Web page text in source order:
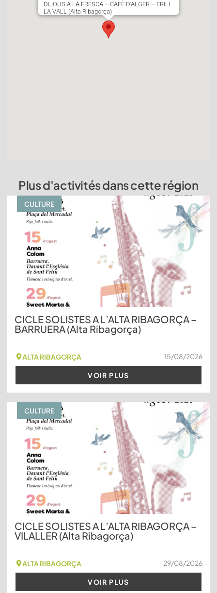
DIJOUS A LA FRESCA – CAFÈ D’ALGER – ERILL
LA VALL (Alta Ribagorça)
Plus d'activités dans cette région
CULTURE
CICLE SOLISTES A L’ALTA RIBAGORÇA –
BARRUERA (Alta Ribagorça)
ALTA RIBAGORÇA 15/08/2026
VOIR PLUS
CULTURE
CICLE SOLISTES A L’ALTA RIBAGORÇA –
VILALLER (Alta Ribagorça)
ALTA RIBAGORÇA 29/08/2026
VOIR PLUS